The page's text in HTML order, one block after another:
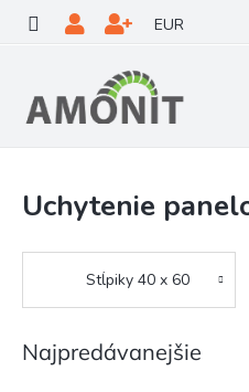
obsah
EUR
Uchytenie
Stĺpiky 40 x 60
Najpredávanejšie